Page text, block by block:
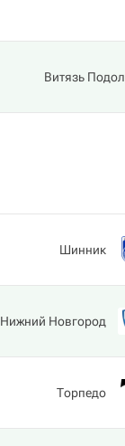
Витязь
Шинник
Нижний Новгород
Торпедо